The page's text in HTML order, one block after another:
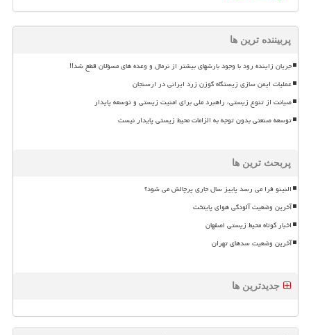
پربیننده ترین ها
جریان زاینده رود با وجود بارشهای بیشتر از نرمال و وعده های مسؤلان قطع شد!!
عملیات ایمن سازی زیستگاه گوزن زرد ایرانی در ارسنجان
صیانت از تنوع زیستی، راهبرد ملی برای امنیت زیستی و توسعه پایدار
توسعه صنعتی بدون توجه به الزامات محیط زیستی پایدار نیست
پربحث ترین ها
النینو فرا می رسد پاییز سال جاری پرچالش می شود؟
آخرین وضعیت آلودگی هوای پایتخت
اخبار کوتاه محیط زیستی اصفهان
آخرین وضعیت سدهای تهران
جدیدترین ها